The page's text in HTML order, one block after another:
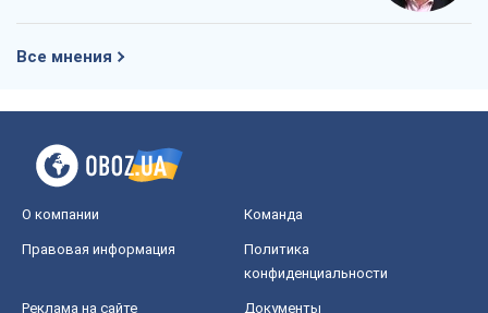
Все мнения
О компании Команда
Правовая информация
Политика
конфиденциальности
Реклама на сайте Документы